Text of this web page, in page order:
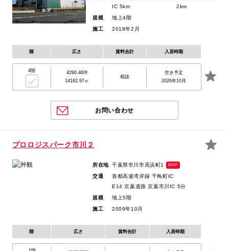
IC 5km
2km
規模
地上4階
施工
2018年2月
階 広さ 賃料合計 入居時期
4階
4290.46坪
14182.97㎡
相談
空き予定
2026年10月
お問い合わせ
プロロジスパーク市川２
所在地 千葉県市川市高浜町1 MAP
交通
首都高速湾岸線 千鳥町IC
E14 京葉道路 京葉市川IC 5分
規模
地上5階
施工
2009年10月
階 広さ 賃料合計 入居時期